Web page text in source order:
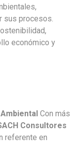
sus procesos.
económico y
Con más
Consultores
referente en